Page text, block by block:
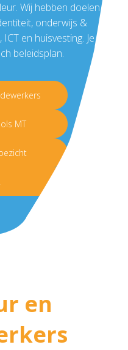
Wij hebben doelen
onderwijs &
ICT en huisvesting. Je
beleidsplan.
MT
en